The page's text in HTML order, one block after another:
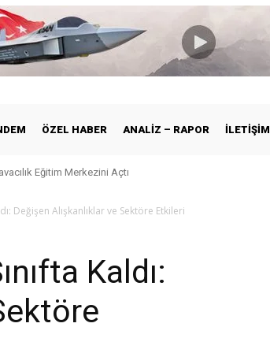
ÖZEL HABER ANALIZ – RAPOR İLETIŞIM
Eğitim Merkezini Açtı
Değişen Alışkanlıklar ve Sektöre Etkileri
Kaldı: